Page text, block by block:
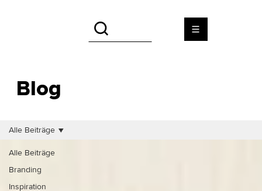
Blog
Alle Beiträge
Branding
Inspiration
Alle Beiträge